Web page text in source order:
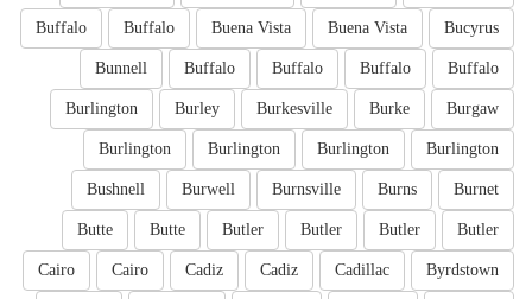
Bucyrus
Buena Vista
Buena Vista
Buffalo
Buffalo
Buffalo
Buffalo
Buffalo
Buffalo
Bunnell
Burgaw
Burke
Burkesville
Burley
Burlington
Burlington
Burlington
Burlington
Burlington
Burnet
Burns
Burnsville
Burwell
Bushnell
Butler
Butler
Butler
Butler
Butte
Butte
Byrdstown
Cadillac
Cadiz
Cadiz
Cairo
Cairo